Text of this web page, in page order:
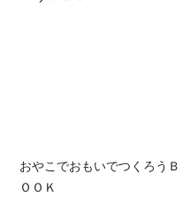
おやこでおもいでつくろうＢ
ＯＯＫ